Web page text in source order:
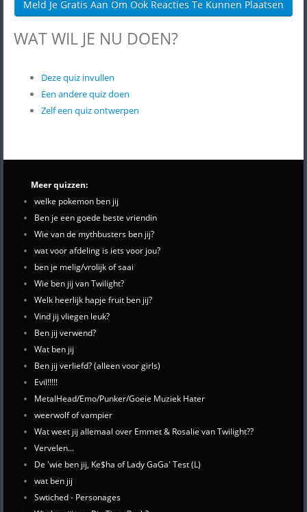
Meld Je Gratis Aan Om Ook Reacties Te Kunnen Plaatsen
WAT WIL JE NU DOEN?
Deze quiz invullen
Een andere quiz doen
Zelf een quiz ontwerpen
Meer quizzen:
welke pokemon ben jij
Ben je een goede beste vriendin
Wie van de mythbusters ben jij?
wat voor afdeling is iets voor jou?
ben je melig/vrolijk of saai
Wie ben jij van Twilight?
Welk heerlijk hapje fruit ben jij?
Vind jij vliegen leuk?
Ben jij verwend?
Wat ben jij
Ben jij verliefd? (alleen voor girls)
Evil!!!!!
MetalHead/Emo/Punker/Goeie Muziek Hater
weerwolf of vampier
Wat weet jij allemaal over Emmet & Rosalie van Twilight??
Vervelen...
De 'wie ben jij, Ke$ha of Lady GaGa' Test (L)
wat ben jij
Swtiched - Personages